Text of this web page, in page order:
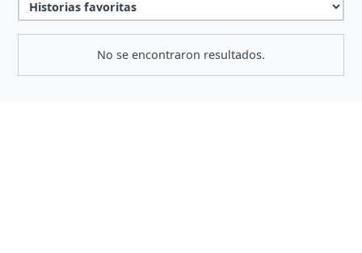
No se encontraron resultados.